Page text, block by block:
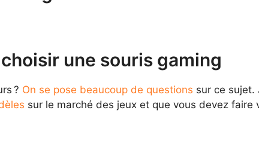
une souris gaming
? On se pose beaucoup de questions sur ce sujet.
sur le marché des jeux et que vous devez faire